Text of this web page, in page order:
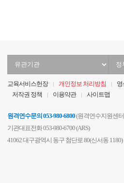
교육서비스헌장 개인정보 처리방침
영
저작권 정책
이용약관 사이트맵
원격연수문의 053-980-6800(원격연수지원센
기관대표전화 053-980-6700 (ARS)
41062 대구광역시 동구 첨단로 80(신서동 1180)
관
선
관
선